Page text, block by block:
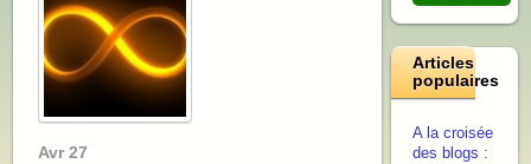
Avr 27
Articles
populaires
A la croisée
des blogs :